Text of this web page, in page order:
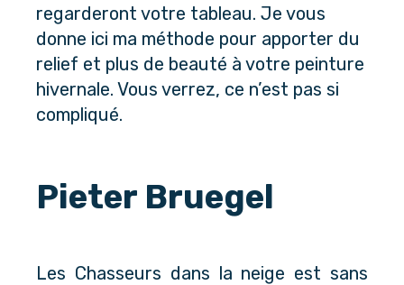
regarderont votre tableau. Je vous
donne ici ma méthode pour apporter du
relief et plus de beauté à votre peinture
hivernale. Vous verrez, ce n’est pas si
compliqué.
Pieter Bruegel
Les Chasseurs dans la neige est sans